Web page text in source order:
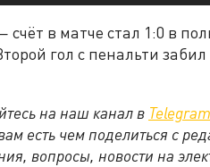
в матче стал 1:0 в
гол с пенальти
на наш канал в Telegram
есть чем поделиться с
вопросы, новости на